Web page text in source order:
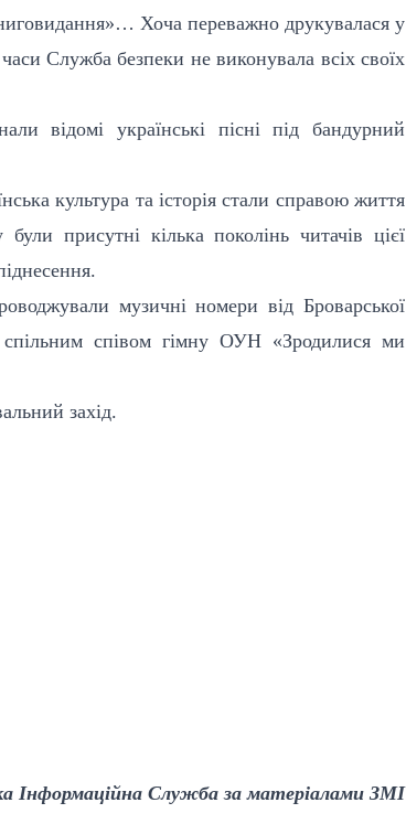
Хоча переважно друкувалася у
Служба безпеки не виконувала всіх своїх
відомі українські пісні під бандурний
культура та історія стали справою життя
присутні кілька поколінь читачів цієї
музичні номери від Броварської
спільним співом гімну ОУН «Зродилися ми
захід.
Інформаційна Служба за матеріалами ЗМІ